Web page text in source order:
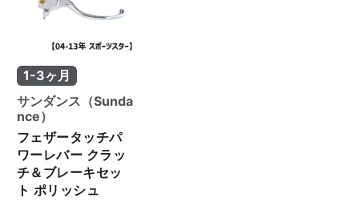
1-3ヶ月
サンダンス（Sunda
nce）
フェザータッチパ
ワーレバー クラッ
チ＆ブレーキセッ
ト ポリッシュ